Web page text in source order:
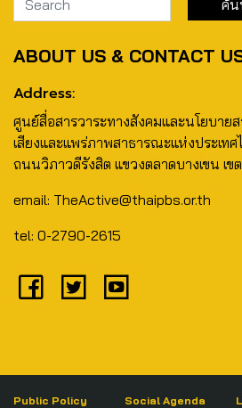
ABOUT US & CONTACT
Address:
ศูนย์สื่อสารวาระทางสังคมและนโยบาย
เสียงและแพร่ภาพสาธารณะแห่งประเท
ถนนวิภาวดีรังสิต แขวงตลาดบางเขน เข
email: TheActive@thaipbs.or.th
tel: 0-2790-2615
Public Policy
Social Agenda